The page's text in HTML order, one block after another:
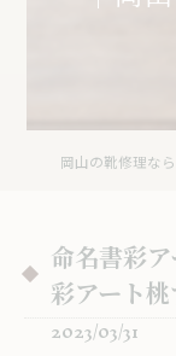
命名書彩
彩アート
2023/03/31